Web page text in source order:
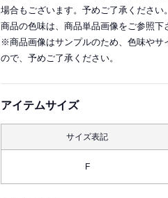
場合もございます。予めご了承ください。
商品の色味は、商品単品画像をご参照下
※商品画像はサンプルのため、色味やサ
ので、予めご了承ください。
アイテムサイズ
サイズ表記
F